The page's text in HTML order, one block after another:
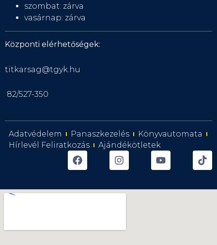
szombat: zárva
vasárnap: zárva
Központi elérhetőségek:
titkarsag@tgyk.hu
82/527-350
Adatvédelem Panaszkezelés
Könyvautomata
Hírlevél Feliratkozás
Ajándékötletek